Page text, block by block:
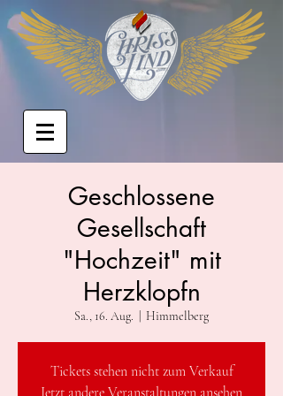
Geschlossene
Gesellschaft
"Hochzeit" mit
Herzklopfn
Sa., 16. Aug. Himmelberg
Tickets stehen nicht zum Verkauf
Jetzt andere Veranstaltungen ansehen